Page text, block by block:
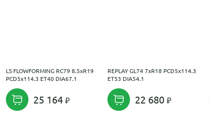
LS FLOWFORMING RC79 8.5xR19
PCD5x114.3 ET40 DIA67.1
25 164
REPLAY GL74 7xR18 PCD5x114.3
ET53 DIA54.1
22 680